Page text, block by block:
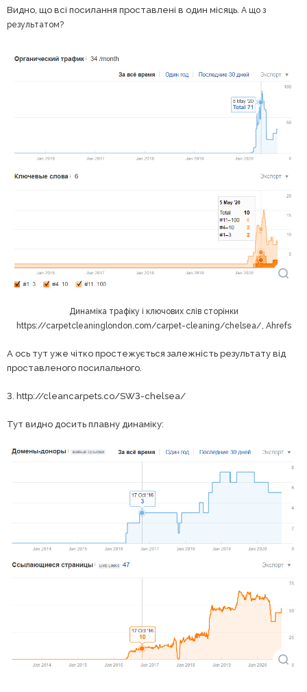
Видно, що всі посилання проставлені в один місяць. А що з
результатом?
Динаміка трафіку і ключових слів сторінки
https://carpetcleaninglondon.com/carpet-cleaning/chelsea/, Ahrefs
А ось тут уже чітко простежується залежність результату від
проставленого посилального.
3. http://cleancarpets.co/SW3-chelsea/
Тут видно досить плавну динаміку: